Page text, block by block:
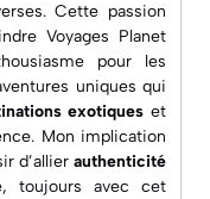
Cette passion
Voyages Planet
pour les
uniques qui
exotiques et
Mon implication
d’allier authenticité
toujours avec cet